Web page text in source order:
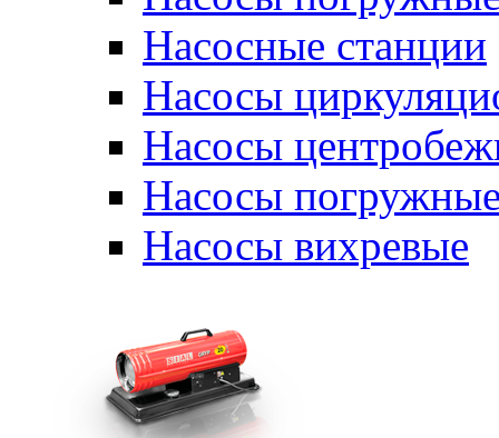
Насосные станции
Насосы
Насосы
Насосы
Насосы вихревые